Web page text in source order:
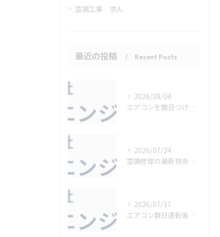
空調工事 求人
最近の投稿 Recent Posts
2026/08/04
エアコンを数日つけっぱなしにする効率的な使い方
2026/07/24
空調修理の最新技術と現場活用法
2026/07/17
エアコン数日運転後の正しいメンテ方法